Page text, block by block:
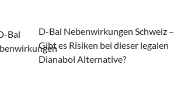
D-Bal Nebenwirkungen Schweiz –
Gibt es Risiken bei dieser legalen
Dianabol Alternative?